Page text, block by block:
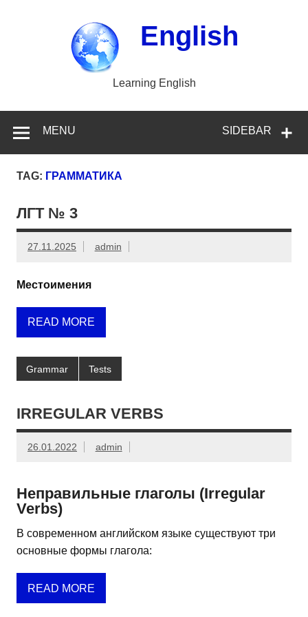
English
Learning English
SIDEBAR
MENU
TAG: ГРАММАТИКА
ЛГТ № 3
27.11.2025 admin
Местоимения
READ MORE
Grammar Tests
IRREGULAR VERBS
26.01.2022 admin
Неправильные глаголы (Irregular
Verbs)
В современном английском языке существуют три
основные формы глагола:
READ MORE